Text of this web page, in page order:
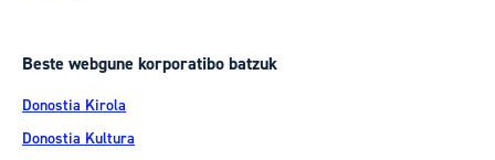
Beste webgune korporatibo batzuk
Donostia Kirola
Donostia Kultura